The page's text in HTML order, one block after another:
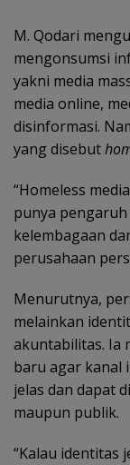
M. Qodari
mengonsumsi
yakni media
media online,
disinformasi.
yang disebut
“Homeless
punya
kelembagaan
perusahaan
Menurutnya,
melainkan
akuntabilitas. Ia
baru agar kanal
jelas dan dapat
maupun publik.
“Kalau identitas